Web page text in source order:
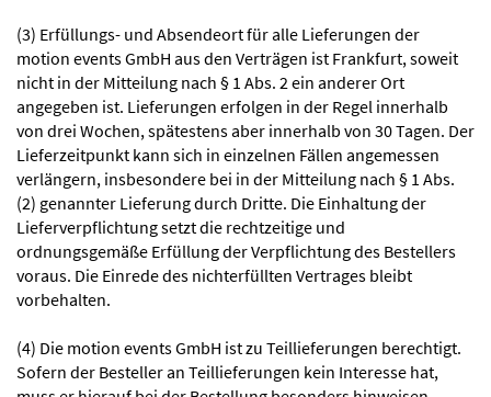
(3) Erfüllungs- und Absendeort für alle Lieferungen der
motion events GmbH aus den Verträgen ist Frankfurt, soweit
nicht in der Mitteilung nach § 1 Abs. 2 ein anderer Ort
angegeben ist. Lieferungen erfolgen in der Regel innerhalb
von drei Wochen, spätestens aber innerhalb von 30 Tagen. Der
Lieferzeitpunkt kann sich in einzelnen Fällen angemessen
verlängern, insbesondere bei in der Mitteilung nach § 1 Abs.
(2) genannter Lieferung durch Dritte. Die Einhaltung der
Lieferverpflichtung setzt die rechtzeitige und
ordnungsgemäße Erfüllung der Verpflichtung des Bestellers
voraus. Die Einrede des nichterfüllten Vertrages bleibt
vorbehalten.
(4) Die motion events GmbH ist zu Teillieferungen berechtigt.
Sofern der Besteller an Teillieferungen kein Interesse hat,